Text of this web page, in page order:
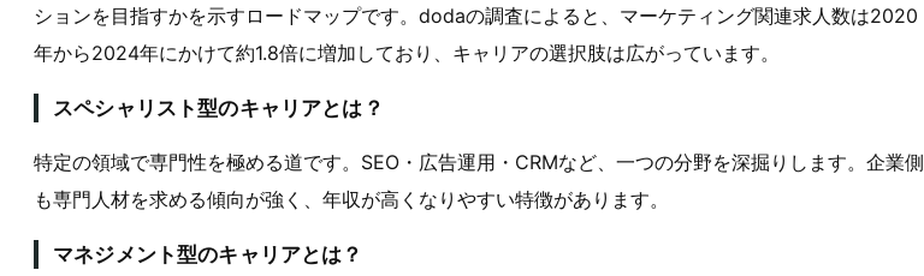
ションを目指すかを示すロードマップです。dodaの調査によると、マーケティング関連求人数は2020
年から2024年にかけて約1.8倍に増加しており、キャリアの選択肢は広がっています。
スペシャリスト型のキャリアとは？
特定の領域で専門性を極める道です。SEO・広告運用・CRMなど、一つの分野を深掘りします。企業側
も専門人材を求める傾向が強く、年収が高くなりやすい特徴があります。
マネジメント型のキャリアとは？